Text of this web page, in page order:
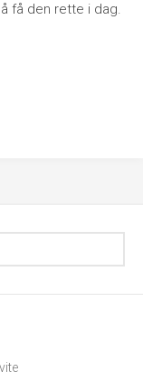
få den rette i dag.